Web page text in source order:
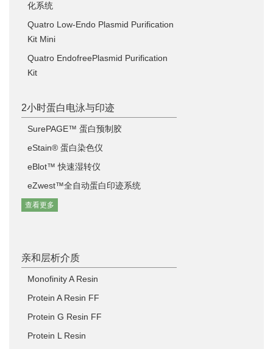
化系统
Quatro Low-Endo Plasmid Purification
Kit Mini
Quatro EndofreePlasmid Purification
Kit
2小时蛋白电泳与印迹
SurePAGE™ 蛋白预制胶
eStain® 蛋白染色仪
eBlot™ 快速湿转仪
eZwest™全自动蛋白印迹系统
查看更多
亲和层析介质
Monofinity A Resin
Protein A Resin FF
Protein G Resin FF
Protein L Resin